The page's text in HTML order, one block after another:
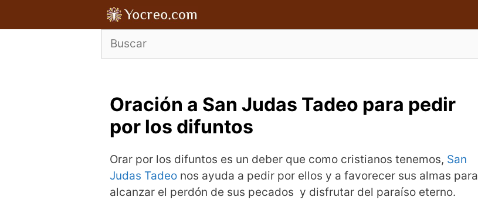
Oración a San Judas Tadeo para pedir
por los difuntos
Orar por los difuntos es un deber que como cristianos tenemos, San
Judas Tadeo nos ayuda a pedir por ellos y a favorecer sus almas para
alcanzar el perdón de sus pecados y disfrutar del paraíso eterno.